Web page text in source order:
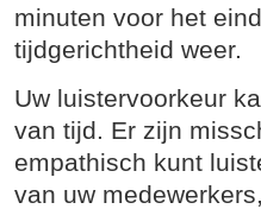
minuten voor het
tijdgerichtheid weer.
Uw luistervoorkeur
van tijd. Er zijn
empathisch kunt
van uw